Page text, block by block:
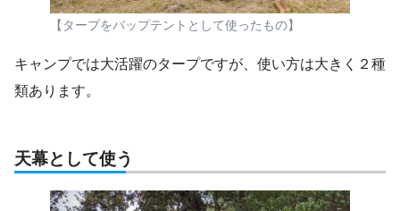
【タープをバップテントとして使ったもの】
キャンプでは大活躍のタープですが、使い方は大きく２種
類あります。
天幕として使う